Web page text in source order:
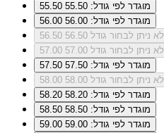
55.50
מוגדר לפי גודל: 55.50
56.00
מוגדר לפי גודל: 56.00
56.50
לא ניתן לבחור גודל 56.50
57.00
לא ניתן לבחור גודל 57.00
57.50
מוגדר לפי גודל: 57.50
58.00
לא ניתן לבחור גודל 58.00
58.20
מוגדר לפי גודל: 58.20
58.50
מוגדר לפי גודל: 58.50
59.00
מוגדר לפי גודל: 59.00